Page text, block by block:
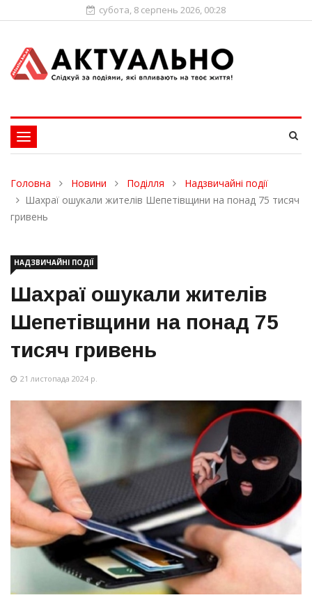
субота, 8 серпень 2026, 00:28
Toggle
navigation
Головна Новини Поділля
Надзвичайні події
Шахраї ошукали жителів Шепетівщини на понад 75 тисяч
гривень
НАДЗВИЧАЙНІ ПОДІЇ
Шахраї ошукали жителів
Шепетівщини на понад 75
тисяч гривень
21 листопада 2024 р.